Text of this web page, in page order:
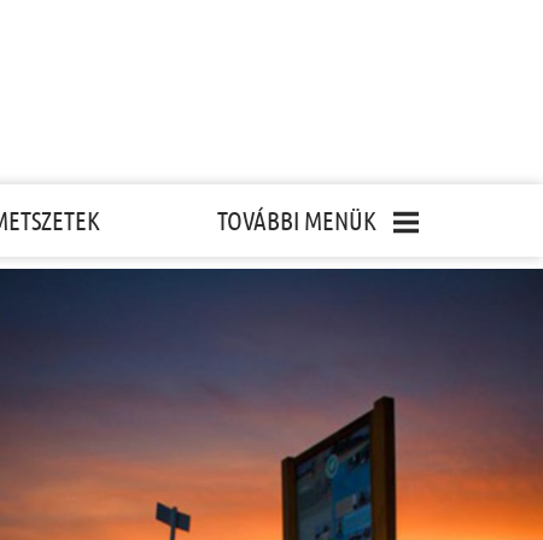
TOVÁBBI MENÜK